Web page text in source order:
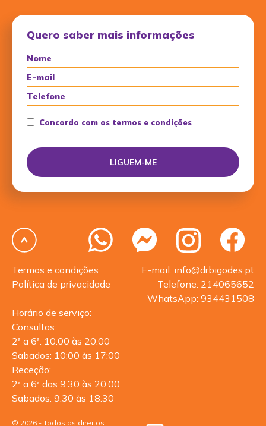
Quero saber mais informações
Concordo com os termos e condições
Termos e condições
Política de privacidade
E-mail: info@drbigodes.pt
Telefone: 214065652
WhatsApp: 934431508
Horário de serviço:
Consultas:
2ª a 6ª: 10:00 às 20:00
Sabados: 10:00 às 17:00
Receção:
2ª a 6ª das 9:30 às 20:00
Sabados: 9:30 às 18:30
© 2026 - Todos os direitos